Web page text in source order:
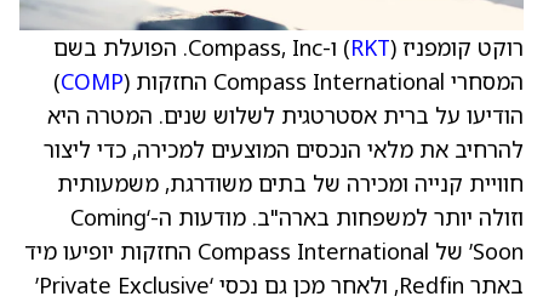
רוקט קומפניז (RKT
) ו-Compass, Inc. הפועלת בשם
המסחרי Compass International החזקות (
COMP
)
הודיעו על ברית אסטרטגית לשלוש שנים. המטרה היא
להרחיב את מלאי הנכסים המוצעים למכירה, כדי ליצור
חוויית קנייה ומכירה של בתים משודרגת, משמעותית
וזולה יותר למשפחות בארה"ב. מודעות ה-‘Coming
Soon’ של Compass International החזקות יופיעו מיד
באתר Redfin, ולאחר מכן גם נכסי ‘Private Exclusive’